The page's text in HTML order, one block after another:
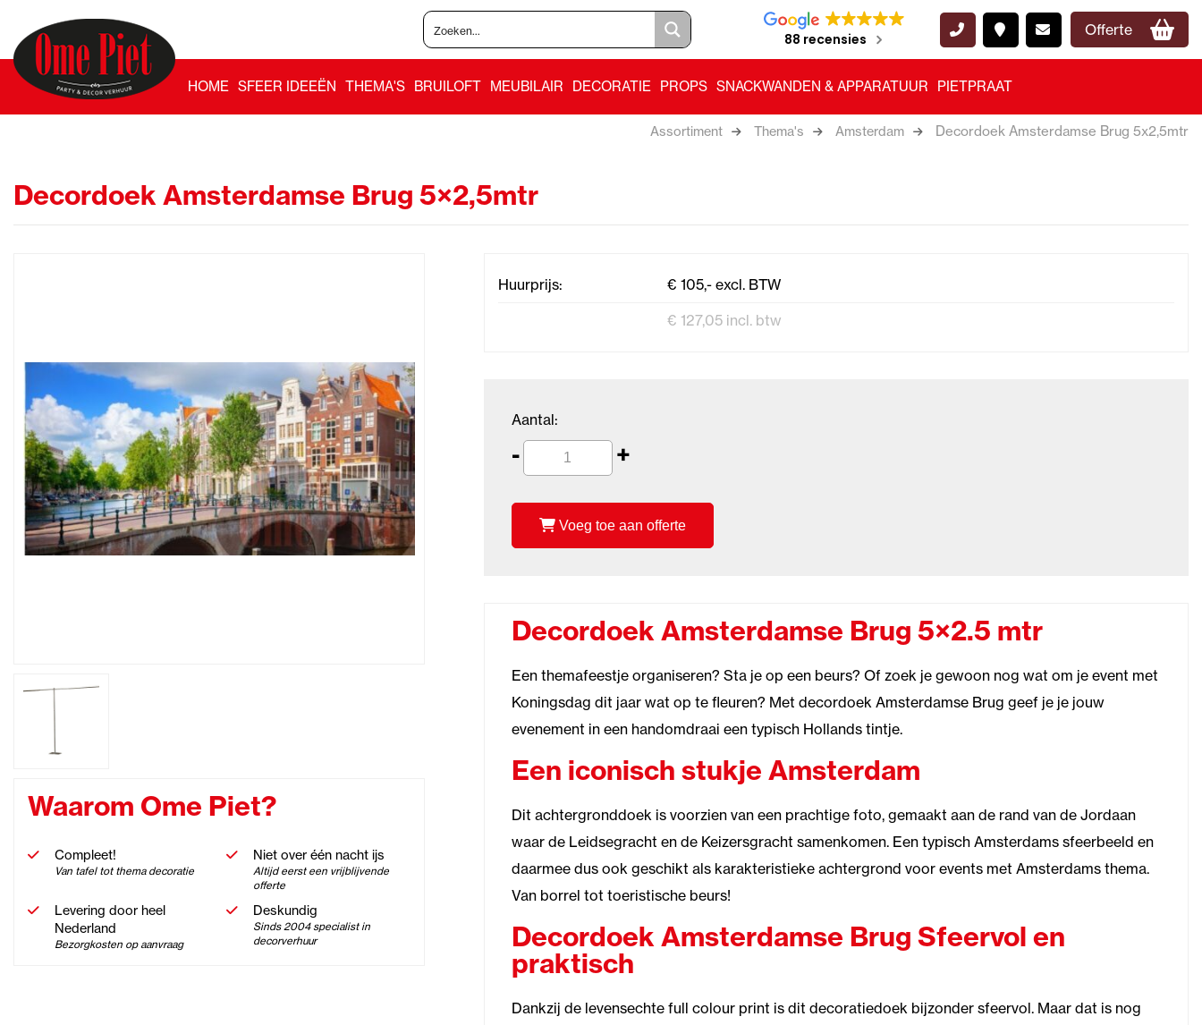
88 recensies
Offerte
HOME SFEER IDEEËN THEMA'S BRUILOFT MEUBILAIR DECORATIE PROPS SNACKWANDEN & APPARATUUR PIETPRAAT
Assortiment Thema's Amsterdam Decordoek Amsterdamse Brug 5x2,5mtr
Decordoek Amsterdamse Brug 5×2,5mtr
Waarom Ome Piet?
Compleet!
Van tafel tot thema decoratie
Niet over één nacht ijs
Altijd eerst een vrijblijvende
offerte
Levering door heel
Nederland
Bezorgkosten op aanvraag
Deskundig
Sinds 2004 specialist in
decorverhuur
Huurprijs:
€ 105,- excl. BTW
€ 127,05 incl. btw
Aantal:
- +
Voeg toe aan offerte
Decordoek Amsterdamse Brug 5×2.5 mtr
Een themafeestje organiseren? Sta je op een beurs? Of zoek je gewoon nog wat om je event met
Koningsdag dit jaar wat op te fleuren? Met decordoek Amsterdamse Brug geef je je jouw
evenement in een handomdraai een typisch Hollands tintje.
Een iconisch stukje Amsterdam
Dit achtergronddoek is voorzien van een prachtige foto, gemaakt aan de rand van de Jordaan
waar de Leidsegracht en de Keizersgracht samenkomen. Een typisch Amsterdams sfeerbeeld en
daarmee dus ook geschikt als karakteristieke achtergrond voor events met Amsterdams thema.
Van borrel tot toeristische beurs!
Decordoek Amsterdamse Brug Sfeervol en
praktisch
Dankzij de levensechte full colour print is dit decoratiedoek bijzonder sfeervol. Maar dat is nog